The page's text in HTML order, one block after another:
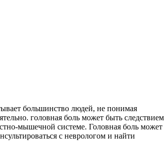
большинство людей, не понимая
головная боль может быть следствием
мышечной системе. Головная боль может
с неврологом и найти